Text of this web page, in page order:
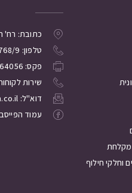
וחלקי חילוף
כתובת: רח'
טלפון: 08-8532768/9
פקס: 08-8564056
שירות לקוחות: 08-
דוא"ל: service@yoam.co.il
עמוד